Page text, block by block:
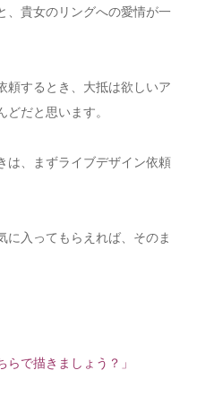
、貴女のリングへの愛情が一
頼するとき、大抵は欲しいア
だと思います。
は、まずライブデザイン依頼
に入ってもらえれば、そのま
らで描きましょう？」